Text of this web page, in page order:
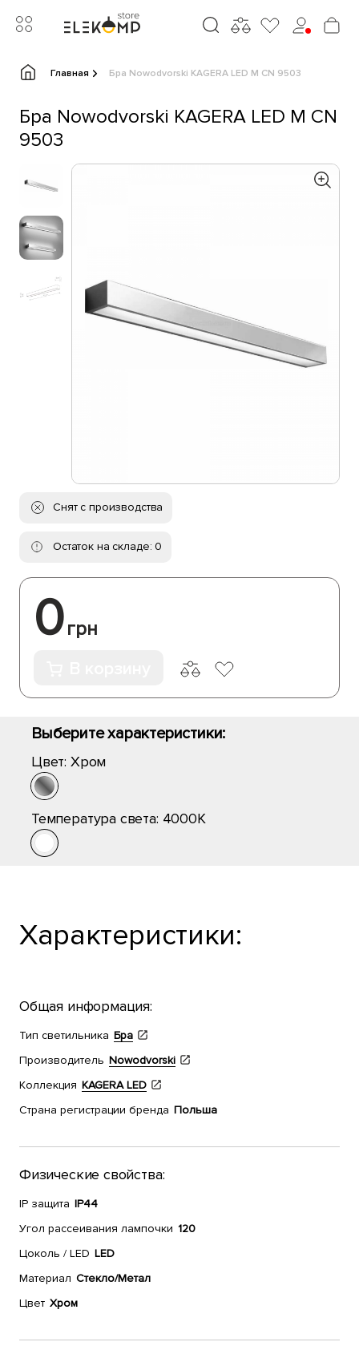
Главная Бра Nowodvorski KAGERA LED M CN 9503
Бра Nowodvorski KAGERA LED M CN
9503
Снят с производства
Остаток на складе: 0
0грн
Выберите характеристики:
Цвет: Хром
Температура света: 4000K
Характеристики:
Общая информация:
Тип светильника Бра
Производитель Nowodvorski
Коллекция KAGERA LED
Страна регистрации бренда Польша
Физические свойства:
IP защита IP44
Угол рассеивания лампочки 120
Цоколь / LED LED
Материал Стекло/Метал
Цвет Хром